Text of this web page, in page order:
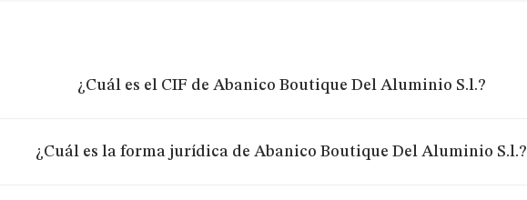
¿Cuál es el CIF de Abanico Boutique Del Aluminio S.l.?
¿Cuál es la forma jurídica de Abanico Boutique Del Aluminio S.l.?